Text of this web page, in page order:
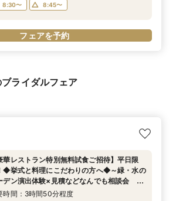
8:30〜 8:45〜
フェアを予約
ライダルフェア
華レストラン特別無料試食ご招待】平日限
◆挙式と料理にこだわりの方へ◆～緑・水の
デン演出体験×見積などなんでも相談会
レス２着目無料(２６万円相当)特典》
時間：3時間50分程度